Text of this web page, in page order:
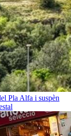
Pla Alfa i suspèn